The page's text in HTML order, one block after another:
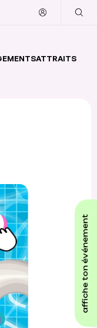
ATTRAITS
affiche ton événement